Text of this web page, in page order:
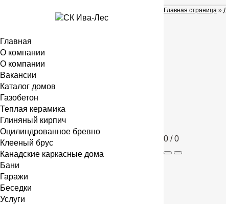
Главная
О компании
О компании
Вакансии
Каталог домов
Газобетон
Теплая керамика
Глиняный кирпич
Оцилиндрованное бревно
Клееный брус
Канадские каркасные дома
Бани
Гаражи
Беседки
Услуги
Главная страница »
0 /0